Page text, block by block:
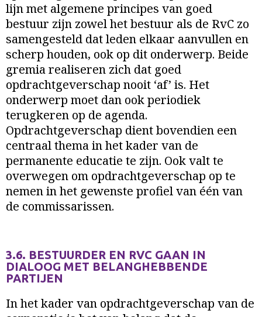
lijn met algemene principes van goed
bestuur zijn zowel het bestuur als de RvC zo
samengesteld dat leden elkaar aanvullen en
scherp houden, ook op dit onderwerp. Beide
gremia realiseren zich dat goed
opdrachtgeverschap nooit ‘af’ is. Het
onderwerp moet dan ook periodiek
terugkeren op de agenda.
Opdrachtgeverschap dient bovendien een
centraal thema in het kader van de
permanente educatie te zijn. Ook valt te
overwegen om opdrachtgeverschap op te
nemen in het gewenste profiel van één van
de commissarissen.
3.6. BESTUURDER EN RVC GAAN IN
DIALOOG MET BELANGHEBBENDE
PARTIJEN
In het kader van opdrachtgeverschap van de